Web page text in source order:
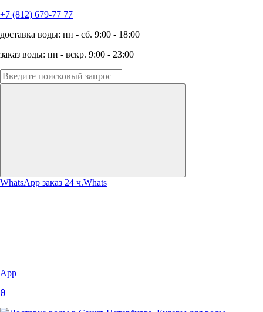
+7 (812) 679-77 77
доставка воды: пн - сб. 9:00 - 18:00
заказ воды: пн - вскр. 9:00 - 23:00
WhatsApp заказ 24 ч.Whats
App
0